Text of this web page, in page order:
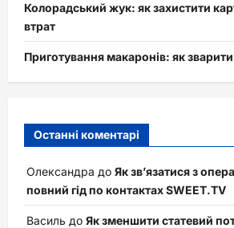
Колорадський жук: як захистити
втрат
Приготування макаронів: як
Останні коментарі
Олександра до Як зв’язатися з
повний гід по контактах SWEET.TV
Василь до Як зменшити статевий